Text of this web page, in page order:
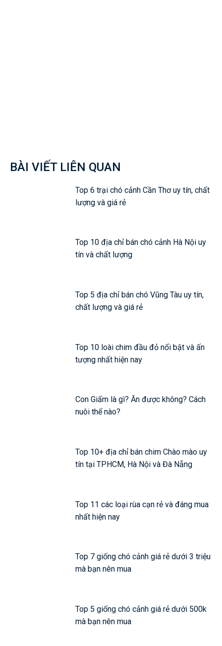
BÀI VIẾT LIÊN QUAN
Top 6 trại chó cảnh Cần Thơ uy tín, chất
lượng và giá rẻ
Top 10 địa chỉ bán chó cảnh Hà Nội uy
tín và chất lượng
Top 5 địa chỉ bán chó Vũng Tàu uy tín,
chất lượng và giá rẻ
Top 10 loài chim đầu đỏ nổi bật và ấn
tượng nhất hiện nay
Con Giấm là gì? Ăn được không? Cách
nuôi thế nào?
Top 10+ địa chỉ bán chim Chào mào uy
tín tại TPHCM, Hà Nội và Đà Nẵng
Top 11 các loại rùa cạn rẻ và đáng mua
nhất hiện nay
Top 7 giống chó cảnh giá rẻ dưới 3 triệu
mà bạn nên mua
Top 5 giống chó cảnh giá rẻ dưới 500k
mà bạn nên mua